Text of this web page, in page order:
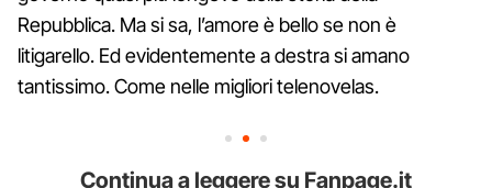
Repubblica. Ma si sa, l’amore è bello se non è
litigarello. Ed evidentemente a destra si amano
tantissimo. Come nelle migliori telenovelas.
Continua a leggere su Fanpage.it